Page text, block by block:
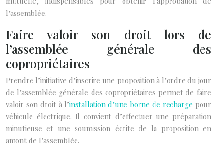
l’assemblée.
Faire valoir son droit lors de
l’assemblée générale des
copropriétaires
Prendre l’initiative d’inscrire une proposition à l’ordre du jour
de l’assemblée générale des copropriétaires permet de faire
valoir son droit à l’installation d’une borne de recharge pour
véhicule électrique. Il convient d’effectuer une préparation
minutieuse et une soumission écrite de la proposition en
amont de l’assemblée.